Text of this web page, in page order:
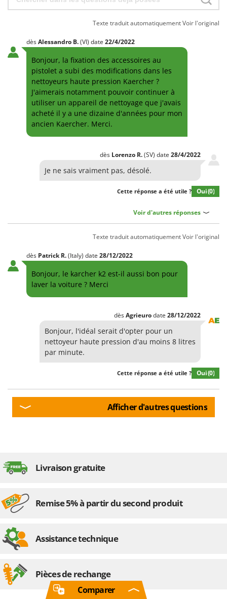
Texte traduit automatiquementVoir l'original
dèsAlessandro B.(VI) date 22/4/2022
Bonjour, la fixation des accessoires au
pistolet a subi des modifications dans les
nettoyeurs haute pression Kaercher ?
J'aimerais notamment pouvoir continuer à
utiliser un appareil de nettoyage que j'avais
acheté il y a une dizaine d'années pour mon
ancien Kaercher. Merci.
dès Lorenzo R.(SV) date 28/4/2022
Je ne sais vraiment pas, désolé.
Cette réponse a été utile ? Oui(0)
Voir d'autres réponses
Texte traduit automatiquementVoir l'original
dès PatrickR.(Italy) date 28/12/2022
Bonjour, le karcher k2 est-il aussi bon pour
laver la voiture ? Merci
dèsAgrieurodate 28/12/2022
Bonjour, l'idéal serait d'opter pour un
nettoyeur haute pression d'au moins 8 litres
par minute.
Cette réponse a été utile ? Oui(0)
Afficher d'autres questions
Livraison gratuite
Remise 5% à partir du second produit
Assistance technique
Pièces de rechange
Comparer